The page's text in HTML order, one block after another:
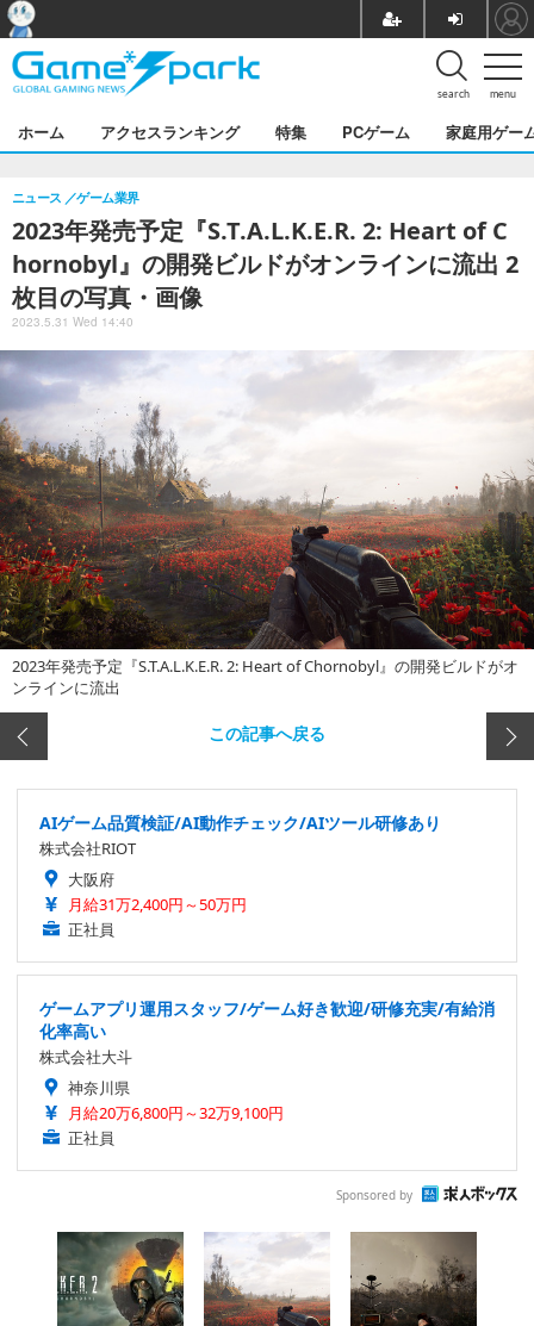
menu
search
ホーム アクセスランキング 特集 PCゲーム 家庭用ゲー
2023年発売予定『S.T.A.L.K.E.R. 2: Heart of C
hornobyl』の開発ビルドがオンラインに流出 2
枚目の写真・画像
ニュース ゲーム業界
2023.5.31 Wed 14:40
2023年発売予定『S.T.A.L.K.E.R. 2: Heart of Chornobyl』の開発ビルドがオ
ンラインに流出
この記事へ戻る
AIゲーム品質検証/AI動作チェック/AIツール研修あり
株式会社RIOT
大阪府
月給31万2,400円～50万円
正社員
ゲームアプリ運用スタッフ/ゲーム好き歓迎/研修充実/有給消
化率高い
株式会社大斗
神奈川県
月給20万6,800円～32万9,100円
正社員
Sponsored by